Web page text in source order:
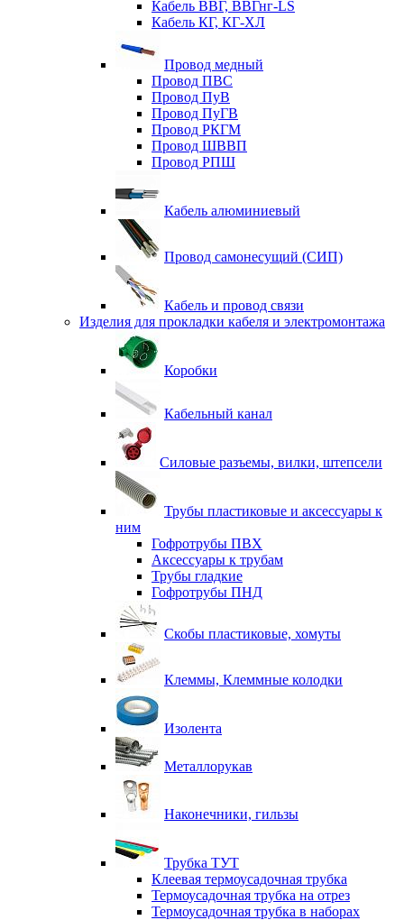
Кабель ВВГ, ВВГнг-LS
Кабель КГ, КГ-ХЛ
Провод медный
Провод ПВС
Провод ПуВ
Провод ПуГВ
Провод РКГМ
Провод ШВВП
Провод РПШ
Кабель алюминиевый
Провод самонесущий (СИП)
Кабель и провод связи
Изделия для прокладки кабеля и электромонтажа
Коробки
Кабельный канал
Силовые разъемы, вилки, штепсели
Трубы пластиковые и аксессуары к
ним
Гофротрубы ПВХ
Аксессуары к трубам
Трубы гладкие
Гофротрубы ПНД
Скобы пластиковые, хомуты
Клеммы, Клеммные колодки
Изолента
Металлорукав
Наконечники, гильзы
Трубка ТУТ
Клеевая термоусадочная трубка
Термоусадочная трубка на отрез
Термоусадочная трубка в наборах